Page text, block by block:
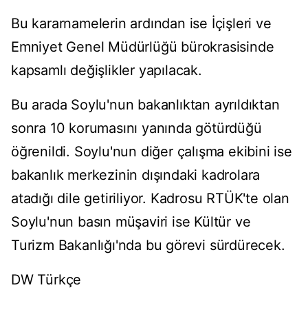
Bu kararnamelerin ardından ise İçişleri ve
Emniyet Genel Müdürlüğü bürokrasisinde
kapsamlı değişlikler yapılacak.
Bu arada Soylu'nun bakanlıktan ayrıldıktan
sonra 10 korumasını yanında götürdüğü
öğrenildi. Soylu'nun diğer çalışma ekibini ise
bakanlık merkezinin dışındaki kadrolara
atadığı dile getiriliyor. Kadrosu RTÜK'te olan
Soylu'nun basın müşaviri ise Kültür ve
Turizm Bakanlığı'nda bu görevi sürdürecek.
DW Türkçe